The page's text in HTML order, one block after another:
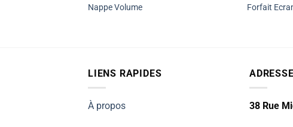
Nappe Volume Forfait
LIENS RAPIDES
À propos
ADRESSE
38 Rue